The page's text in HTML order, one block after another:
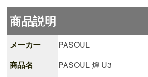
商品説明
メーカー
PASOUL
商品名
PASOUL 煌 U3